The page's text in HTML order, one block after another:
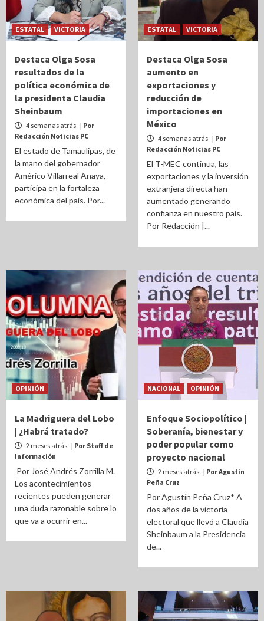
ESTATAL VICTORIA
Destaca Olga Sosa
resultados de la
política económica de
la presidenta Claudia
Sheinbaum
4 semanas atrás | Por
Redacción Noticias PC
El estado de Tamaulipas, de
la mano del gobernador
Américo Villarreal Anaya,
participa en la fortaleza
económica del país. Por...
ESTATAL VICTORIA
Destaca Olga Sosa
aumento en
exportaciones y
reducción de
importaciones en
México
4 semanas atrás | Por
Redacción Noticias PC
El T-MEC continua, las
exportaciones y la inversión
extranjera directa han
aumentado generando
confianza en nuestro país.
Por Redacción |...
OPINIÓN
La Madriguera del Lobo
| ¿Habrá tratado?
2 meses atrás | Por Staff de
Información
Por José Andrés Zorrilla M.
Los acontecimientos
recientes pueden generar
una duda razonable sobre lo
que va a ocurrir en...
NACIONAL OPINIÓN
Enfoque Sociopolítico |
Soberanía, bienestar y
poder popular como
proyecto nacional
2 meses atrás | Por Agustin
Peña Cruz
Por Agustín Peña Cruz* A
dos años de la victoria
electoral que llevó a Claudia
Sheinbaum a la Presidencia
de...